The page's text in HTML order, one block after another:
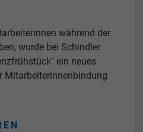
während der
wurde bei Schindler
ein neues
Mitarbeiterinnenbindung